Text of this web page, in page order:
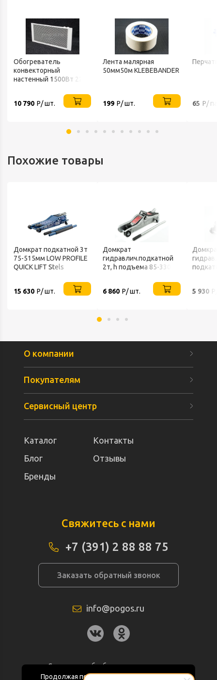
Обогреватель
конвекторный
настенный 1500Вт 220В
10 790 Р/ шт.
Лента малярная
50мм50м KLEBEBANDER
199 Р/ шт. 65 Р/
Похожие товары
Домкрат подкатной 3т
75-515мм LOW PROFILE
QUICK LIFT Stels
15 630 Р/ шт.
Домкрат
гидравлич.подкатной
2т, h подъема 85-330мм
6 860 Р/ шт.
5 930
Продолжая пользоваться данным сайтом
О компании
Покупателям
Сервисный центр
Каталог
Контакты
Блог
Отзывы
Бренды
Свяжитесь с нами
+7 (391) 2 88 88 75
Заказать обратный звонок
info@pogos.ru
Согласие на обработку персональных
данных